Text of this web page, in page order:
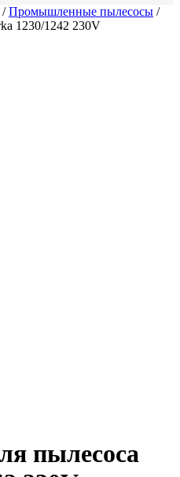
/Промышленные пылесосы /
1230/1242 230V
пылесоса